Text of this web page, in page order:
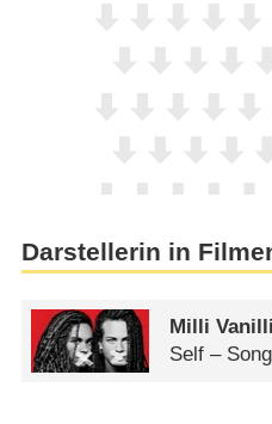
Darstellerin in
Milli Vanilli
Self –